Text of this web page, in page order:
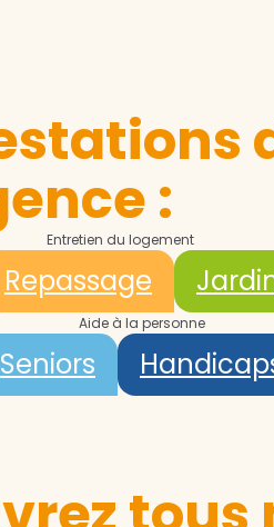
:
Entretien du logement
Repassage
Aide à la personne
Seniors